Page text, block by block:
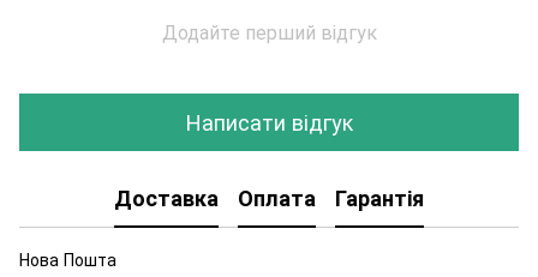
Додайте перший відгук
Написати відгук
Доставка Оплата Гарантія
Нова Пошта